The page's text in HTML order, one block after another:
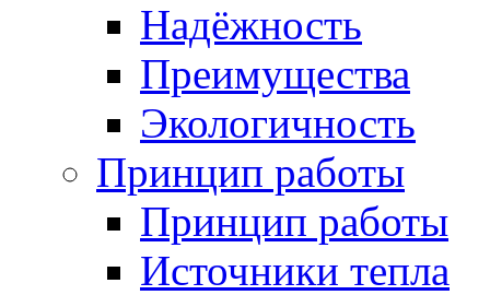
Надёжность
Преимущества
Экологичность
Принцип работы
Принцип работы
Источники тепла